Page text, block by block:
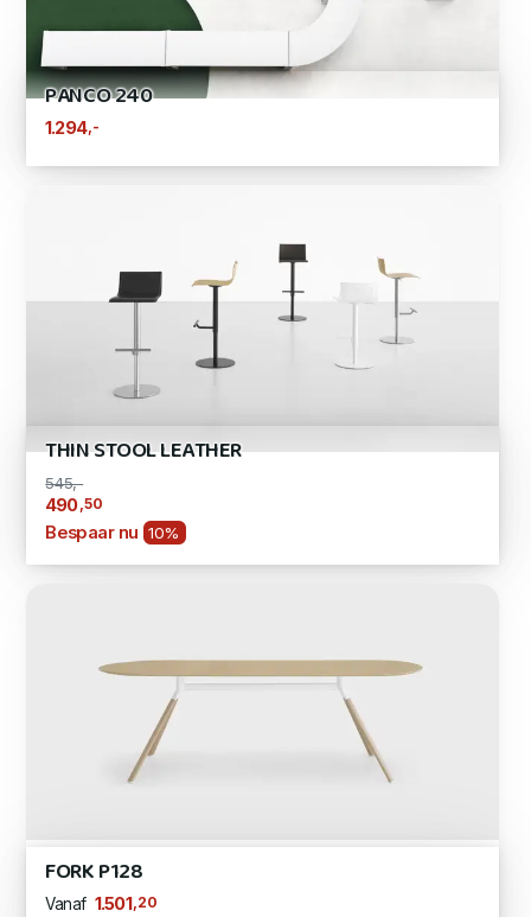
PANCO 240
1.294 ,-
THIN STOOL LEATHER
545,-
490,50
Bespaar nu 10%
FORK P128
Vanaf 1.501 ,20